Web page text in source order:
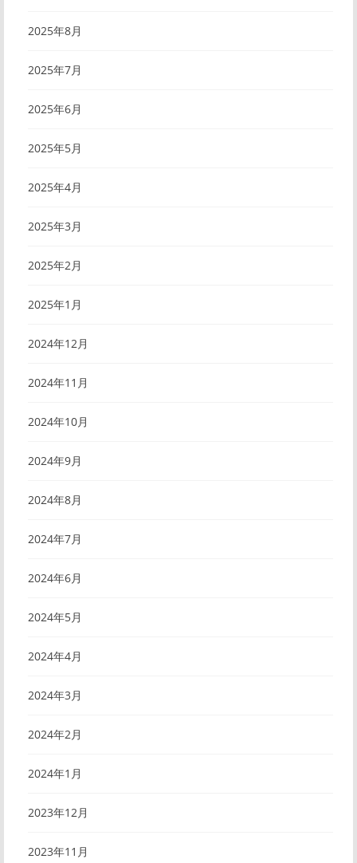
2025年8月
2025年7月
2025年6月
2025年5月
2025年4月
2025年3月
2025年2月
2025年1月
2024年12月
2024年11月
2024年10月
2024年9月
2024年8月
2024年7月
2024年6月
2024年5月
2024年4月
2024年3月
2024年2月
2024年1月
2023年12月
2023年11月